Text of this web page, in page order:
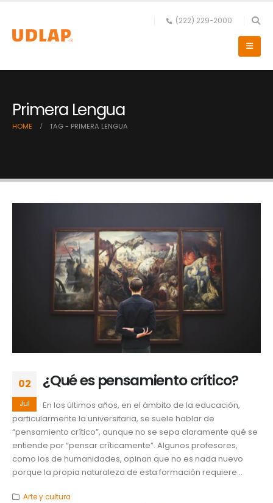
(222) 229-2000
Primera Lengua
HOME TAG - PRIMERA LENGUA
02
Jul
¿Qué es pensamiento crítico?
En los últimos años, en el ámbito de la educación,
particularmente la universitaria, se suele hablar de
“pensamiento crítico”, aunque no se sepa claramente qué se
entiende por “pensar críticamente”. Algunos profesores,
como los de humanidades, opinan que no es nada nuevo
porque la propia naturaleza de esta formación requiere...
Arte y cultura